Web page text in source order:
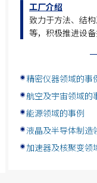
工厂介绍
致力于方法、结
等，积极推进设备
精密仪器领域的事
航空及宇宙领域的
能源领域的事例
液晶及半导体制造
加速器及核聚变领